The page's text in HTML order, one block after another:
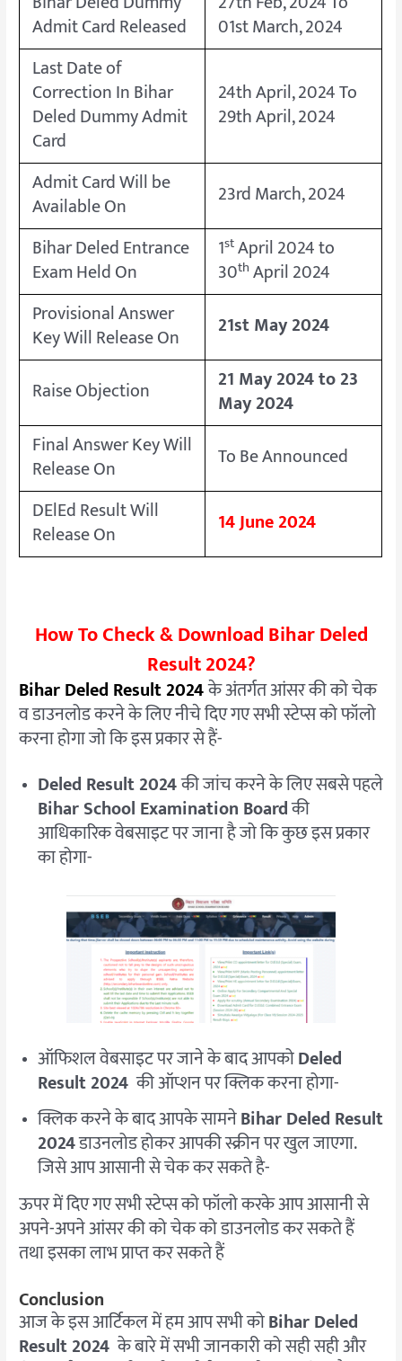
Admit Card Released
01st March, 2024
Last Date of
Correction In Bihar
Deled Dummy Admit
Card
24th April, 2024 To
29th April, 2024
Admit Card Will be
Available On
23rd March, 2024
Bihar Deled Entrance
Exam Held On
1stApril 2024 to
30th April 2024
Provisional Answer
Key Will Release On 21st May 2024
Raise Objection 21 May 2024 to 23
May 2024
Final Answer Key Will
Release On
To Be Announced
DElEd Result Will
Release On 14 June 2024
How To Check & Download Bihar Deled
Result2024?
Bihar Deled Result 2024के अंतर्गत आंसर की को चेक
व डाउनलोड करने के लिए नीचे दिए गए सभी स्टेप्स को फॉलो
करना होगा जो कि इस प्रकार से हैं-
Deled Result 2024की जांच करने के लिए सबसे पहले
Bihar School Examination Boardकी
आधिकारिक वेबसाइट पर जाना है जो कि कुछ इस प्रकार
का होगा-
ऑफिशल वेबसाइट पर जाने के बाद आपकोDeled
Result 2024 की ऑप्शन पर क्लिक करना होगा-
क्लिक करने के बाद आपके सामनेBiharDeled Result
2024डाउनलोड होकर आपकी स्क्रीन पर खुल जाएगा.
जिसे आप आसानी से चेक कर सकते है-
ऊपर में दिए गए सभी स्टेप्स को फॉलो करके आप आसानी से
अपने-अपने आंसर की को चेक को डाउनलोड कर सकते हैं
तथा इसका लाभ प्राप्त कर सकते हैं
Conclusion
आज के इस आर्टिकल में हम आप सभी कोBiharDeled
Result 2024 के बारे में सभी जानकारी को सही सही और